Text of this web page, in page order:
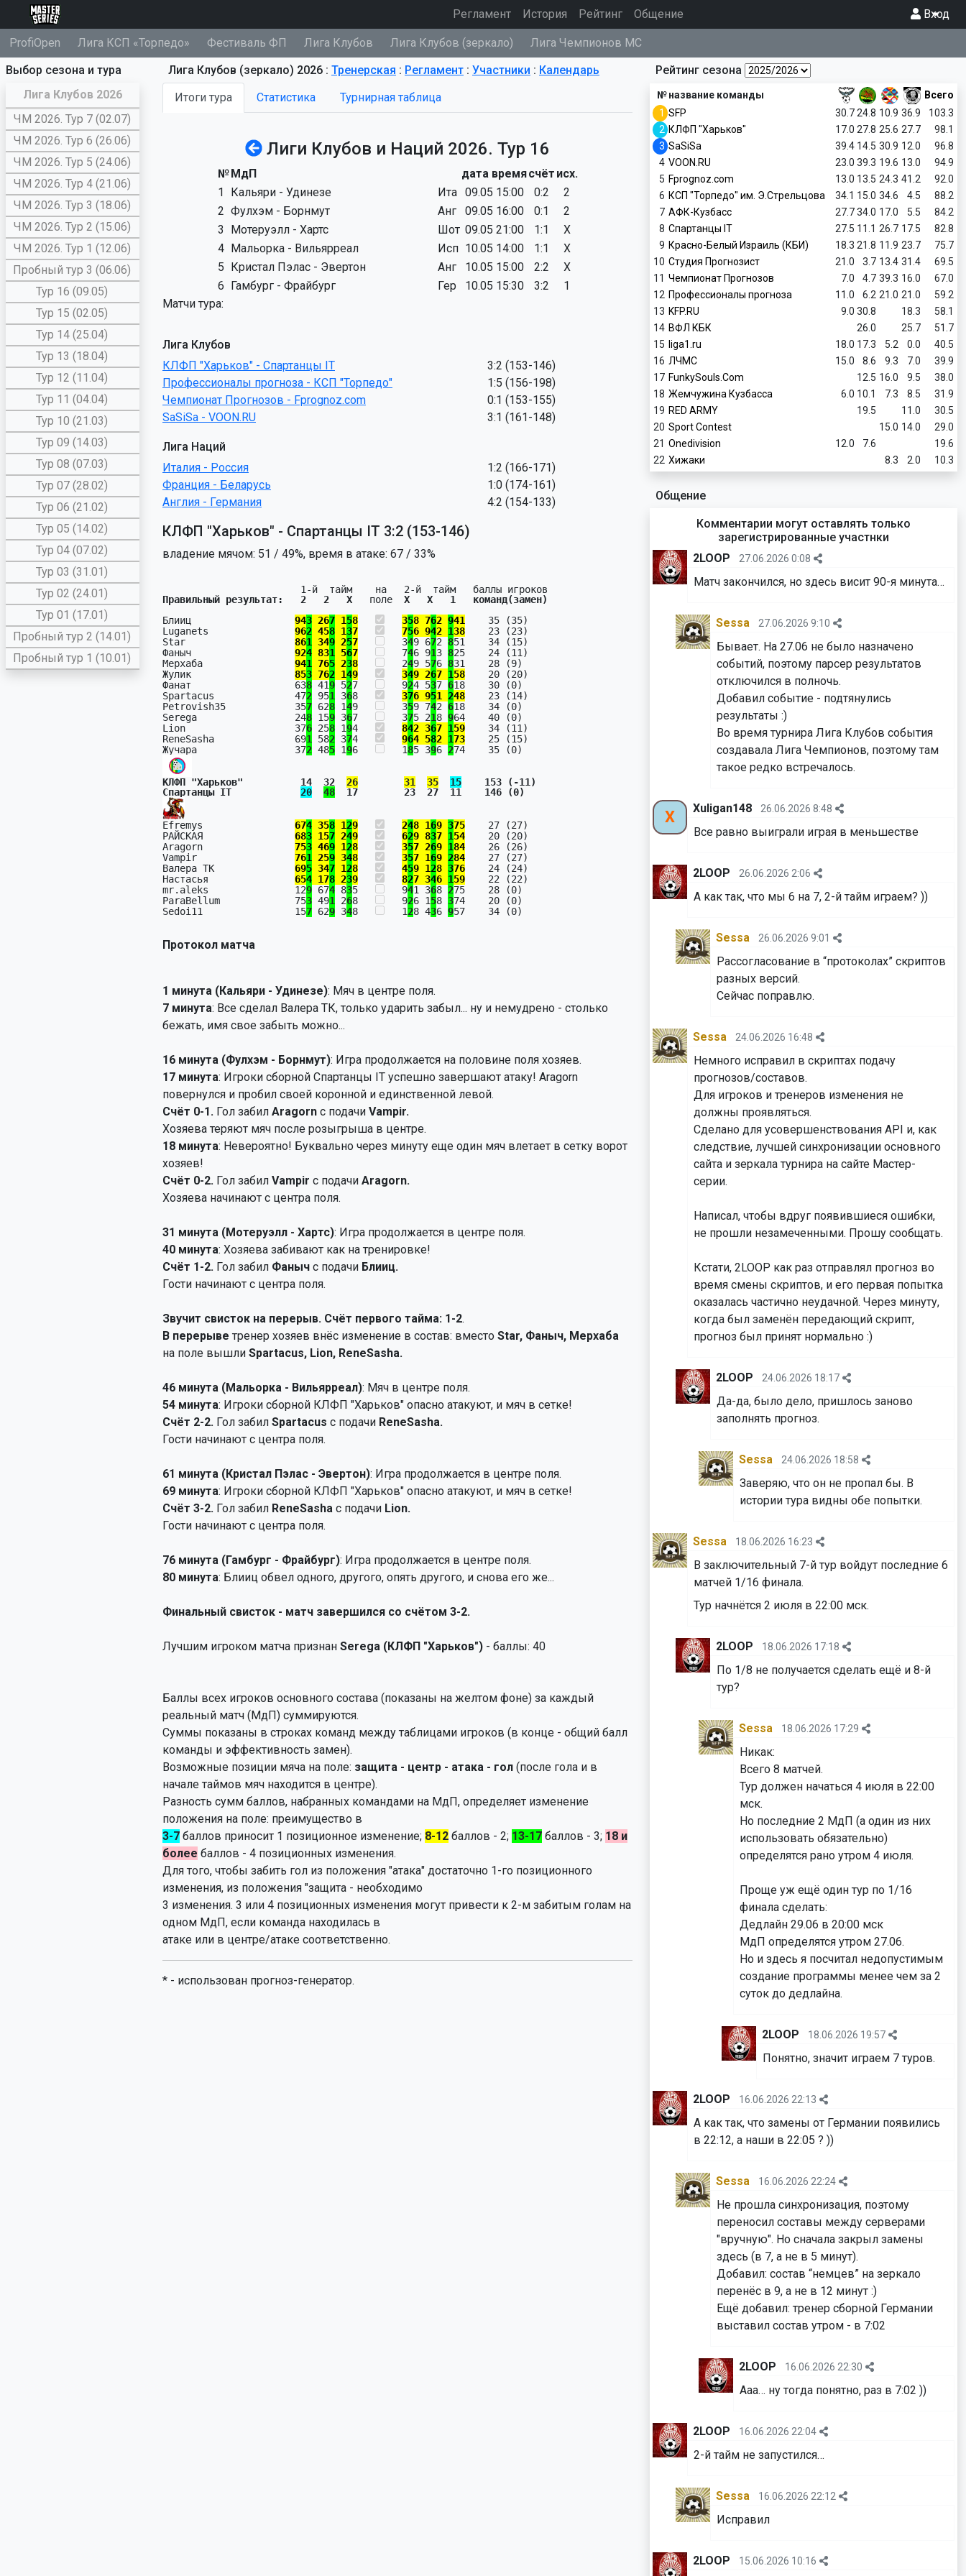
Вход
Регламент(current)
История Рейтинг Общение
ProfiOpen Лига КСП «Торпедо» Фестиваль ФП Лига Клубов Лига Клубов (зеркало)
Лига Чемпионов МС
Выбор сезона и тура
Лига Клубов 2026
ЧМ 2026. Тур 7 (02.07)
ЧМ 2026. Тур 6 (26.06)
ЧМ 2026. Тур 5 (24.06)
ЧМ 2026. Тур 4 (21.06)
ЧМ 2026. Тур 3 (18.06)
ЧМ 2026. Тур 2 (15.06)
ЧМ 2026. Тур 1 (12.06)
Пробный тур 3 (06.06)
Тур 16 (09.05)
Тур 15 (02.05)
Тур 14 (25.04)
Тур 13 (18.04)
Тур 12 (11.04)
Тур 11 (04.04)
Тур 10 (21.03)
Тур 09 (14.03)
Тур 08 (07.03)
Тур 07 (28.02)
Тур 06 (21.02)
Тур 05 (14.02)
Тур 04 (07.02)
Тур 03 (31.01)
Тур 02 (24.01)
Тур 01 (17.01)
Пробный тур 2 (14.01)
Пробный тур 1 (10.01)
Лига Клубов (зеркало) 2026 : Тренерская : Регламент : Участники : Календарь
Итоги тура
Статистика Турнирная таблица
Лиги Клубов и Наций 2026. Тур 16
№МдП дата времясчёт исх.
1
Кальяри - Удинезе Ита 09.05 15:00 0:2
2
2 Фулхэм - Борнмут Анг 09.05 16:00 0:1
2
3
Мотеруэлл - Хартс Шот 09.05 21:00 1:1
X
4 Мальорка - Вильярреал Исп 10.05 14:00 1:1
X
5 Кристал Пэлас - Эвертон Анг 10.05 15:00 2:2
X
6 Гамбург - Фрайбург Гер 10.05 15:30 3:2
1
Матчи тура:
Лига Клубов
КЛФП "Харьков" - Спартанцы IT
3:2 (153-146)
Профессионалы прогноза - КСП "Торпедо"
1:5 (156-198)
Чемпионат Прогнозов - Fprognoz.com
0:1 (153-155)
SaSiSa - VOON.RU
3:1 (161-148)
Лига Наций
Италия - Россия
1:2 (166-171)
Франция - Беларусь
1:0 (174-161)
Англия - Германия
4:2 (154-133)
КЛФП "Харьков" - Спартанцы IT 3:2 (153-146)
владение мячом: 51 / 49%, время в атаке: 67 / 33%
Правильный результат:   2   2   X поле X   X   1   команд(замен)
Блииц 943 267 158 358 762 941
    35 (35)
Luganets 962 458 137 756 942 138
    23 (23)
Star 861 349 257 349 672 851    34 (15)
Фаныч 924 831 567 746 913 825    24 (11)
Мерхаба 941 765 238 249 576 831    28 (9)
Жулик 853 762 149 349 267 158
    20 (20)
Фанат                  638 419 527 924 537 618    30 (0)
Spartacus              472 951 368 376 951 248
    23 (14)
Petrovish35            357 628 149 359 742 618    34 (0)
Serega                 248 159 367 375 218 964    40 (0)
Lion                   376 258 194 842 367 159
    34 (11)
ReneSasha              691 582 374 964 582 173
    25 (15)
Жучара                 372 485 196 185 396 2
КЛФП "Харьков"          14  32 26 31 35 15
    153 (-11)
Спартанцы IT 20 48
  17        23  27  11    146 (0)
Efremys 674 358 129 248 169 375
    27 (27)
РАЙСКАЯ 683 157 249 629 837 154
    20 (20)
Aragorn 753 469 128 357 269 184
    26 (26)
Vampir 761 259 348 357 169 284
    27 (27)
Валера ТК 695 347 128 459 128 376
    24 (24)
Настасья 654 178 239 827 346 159
    22 (22)
mr.aleks               129 674 835 941 368 275    28 (0)
ParaBellum             753 491 268 926 158 374    20 (0)
Sedoi11                157 629 348 128 436 957    34 (0)
Протокол матча
1 минута (Кальяри - Удинезе): Мяч в центре поля.
7 минута: Все сделал Валера ТК, только ударить забыл... ну и немудрено - столько
бежать, имя свое забыть можно...
16 минута (Фулхэм - Борнмут): Игра продолжается на половине поля хозяев.
17 минута: Игроки сборной Спартанцы IT успешно завершают атаку! Aragorn
повернулся и пробил своей коронной и единственной левой.
Счёт 0-1. Гол забил Aragorn с подачи Vampir.
Хозяева теряют мяч после розыгрыша в центре.
18 минута: Невероятно! Буквально через минуту еще один мяч влетает в сетку ворот
хозяев!
Счёт 0-2. Гол забил Vampir с подачи Aragorn.
Хозяева начинают с центра поля.
31 минута (Мотеруэлл - Хартс): Игра продолжается в центре поля.
40 минута: Хозяева забивают как на тренировке!
Счёт 1-2. Гол забил Фаныч с подачи Блииц.
Гости начинают с центра поля.
Звучит свисток на перерыв. Счёт первого тайма: 1-2.
В перерыве тренер хозяев внёс изменение в состав: вместо Star, Фаныч, Мерхаба
на поле вышли Spartacus, Lion, ReneSasha.
46 минута (Мальорка - Вильярреал): Мяч в центре поля.
54 минута: Игроки сборной КЛФП "Харьков" опасно атакуют, и мяч в сетке!
Счёт 2-2. Гол забил Spartacus с подачи ReneSasha.
Гости начинают с центра поля.
61 минута (Кристал Пэлас - Эвертон): Игра продолжается в центре поля.
69 минута: Игроки сборной КЛФП "Харьков" опасно атакуют, и мяч в сетке!
Счёт 3-2. Гол забил ReneSasha с подачи Lion.
Гости начинают с центра поля.
76 минута (Гамбург - Фрайбург): Игра продолжается в центре поля.
80 минута: Блииц обвел одного, другого, опять другого, и снова его же...
Финальный свисток - матч завершился со счётом 3-2.
Лучшим игроком матча признан Serega (КЛФП "Харьков") - баллы: 40
Баллы всех игроков основного состава (показаны на желтом фоне) за каждый
реальный матч (МдП) суммируются.
Суммы показаны в строках команд между таблицами игроков (в конце - общий балл
команды и эффективность замен).
Возможные позиции мяча на поле: защита - центр - атака - гол (после гола и в
начале таймов мяч находится в центре).
Разность сумм баллов, набранных командами на МдП, определяет изменение
положения на поле: преимущество в
3-7 баллов приносит 1 позиционное изменение; 8-12 баллов - 2; 13-17 баллов - 3; 18 и
более баллов - 4 позиционных изменения.
Для того, чтобы забить гол из положения "атака" достаточно 1-го позиционного
изменения, из положения "защита - необходимо
3 изменения. 3 или 4 позиционных изменения могут привести к 2-м забитым голам на
одном МдП, если команда находилась в
атаке или в центре/атаке соответственно.
* - использован прогноз-генератор.
Рейтинг сезона
№название команды
Всего
1 SFP 30.724.8 10.9 36.9
103.3
2 КЛФП "Харьков" 17.0 27.8 25.6 27.7
98.1
3 SaSiSa 39.4 14.5 30.9 12.0
96.8
4 VOON.RU 23.0 39.3 19.6 13.0
94.9
5 Fprognoz.com 13.0 13.5 24.3 41.2
92.0
6 КСП "Торпедо" им. Э.Стрельцова 34.1 15.0 34.6 4.5
88.2
7 АФК-Кузбасс 27.734.0 17.0 5.5
84.2
8 Спартанцы IT 27.5 11.1 26.7 17.5
82.8
9 Красно-Белый Израиль (КБИ) 18.3 21.8 11.9 23.7
75.7
10 Студия Прогнозист 21.0 3.7 13.4 31.4
69.5
11 Чемпионат Прогнозов 7.0 4.7 39.3 16.0
67.0
12 Профессионалы прогноза 11.0 6.2 21.0 21.0
59.2
13 KFP.RU 9.0 30.8 18.3
58.1
14 ВФЛ КБК 26.0 25.7
51.7
15 liga1.ru 18.0 17.3 5.2 0.0
40.5
16 ЛЧМС 15.0 8.6 9.3 7.0
39.9
17 FunkySouls.Com 12.5 16.0 9.5
38.0
18 Жемчужина Кузбасса 6.0 10.1 7.3 8.5
31.9
19 RED ARMY 19.5 11.0
30.5
20 Sport Contest 15.0 14.0
29.0
21 Onedivision 12.0 7.6
19.6
22 Хижаки 8.3 2.0 10.3
Общение
Комментарии могут оставлять только
зарегистрированные участнки
2LOOP
27.06.2026 0:08
Матч закончился, но здесь висит 90-я минута…
Sessa 27.06.2026 9:10
Бывает. На 27.06 не было назначено
событий, поэтому парсер результатов
отключился в полночь.
Добавил событие - подтянулись
результаты :)
Во время турнира Лига Клубов события
создавала Лига Чемпионов, поэтому там
такое редко встречалось.
X Xuligan148 26.06.2026 8:48
Все равно выиграли играя в меньшестве
2LOOP 26.06.2026 2:06
А как так, что мы 6 на 7, 2-й тайм играем? ))
Sessa 26.06.2026 9:01
Рассогласование в “протоколах” скриптов
разных версий.
⁠⁠⁠⁠⁠⁠⁠Сейчас поправлю.
Sessa 24.06.2026 16:48
Немного исправил в скриптах подачу
прогнозов/составов.
Для игроков и тренеров изменения не
должны проявляться.
Сделано для усовершенствования API и, как
следствие, лучшей синхронизации основного
сайта и зеркала турнира на сайте Мастер-
серии.
Написал, чтобы вдруг появившиеся ошибки,
не прошли незамеченными. Прошу сообщать.
⁠⁠⁠⁠⁠⁠⁠Кстати, 2LOOP как раз отправлял прогноз во
время смены скриптов, и его первая попытка
оказалась частично неудачной. Через минуту,
когда был заменён передающий скрипт,
прогноз был принят нормально :)
2LOOP 24.06.2026 18:17
Да-да, было дело, пришлось заново
заполнять прогноз.
Sessa 24.06.2026 18:58
Заверяю, что он не пропал бы. В
истории тура видны обе попытки.
Sessa 18.06.2026 16:23
В заключительный 7-й тур войдут последние 6
матчей 1/16 финала.
Тур начнётся 2 июля в 22:00 мск.
2LOOP 18.06.2026 17:18
По 1/8 не получается сделать ещё и 8-й
тур?
Sessa 18.06.2026 17:29
Никак:
Всего 8 матчей.
Тур должен начаться 4 июля в 22:00
мск.
Но последние 2 МдП (а один из них
использовать обязательно)
определятся рано утром 4 июля.
Проще уж ещё один тур по 1/16
финала сделать:
Дедлайн 29.06 в 20:00 мск
МдП определятся утром 27.06.
Но и здесь я посчитал недопустимым
создание программы менее чем за 2
суток до дедлайна.
2LOOP 18.06.2026 19:57
Понятно, значит играем 7 туров.
2LOOP 16.06.2026 22:13
А как так, что замены от Германии появились
в 22:12, а наши в 22:05 ? ))
Sessa 16.06.2026 22:24
Не прошла синхронизация, поэтому
переносил составы между серверами
"вручную". Но сначала закрыл замены
здесь (в 7, а не в 5 минут).
Добавил: состав “немцев” на зеркало
перенёс в 9, а не в 12 минут :)
⁠⁠⁠⁠⁠⁠⁠Ещё добавил: тренер сборной Германии
выставил состав утром - в 7:02
2LOOP 16.06.2026 22:30
Ааа… ну тогда понятно, раз в 7:02 ))
2LOOP 16.06.2026 22:04
2-й тайм не запустился…
Sessa 16.06.2026 22:12
Исправил
2LOOP 15.06.2026 10:16